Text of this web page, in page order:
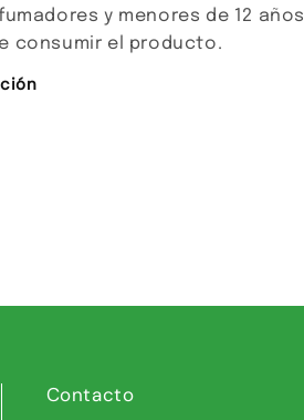
y menores de 12 años
consumir el producto.
Contacto